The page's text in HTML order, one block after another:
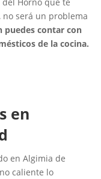
será un problema
puedes contar con
de la cocina.
en
en Algimia de
caliente lo